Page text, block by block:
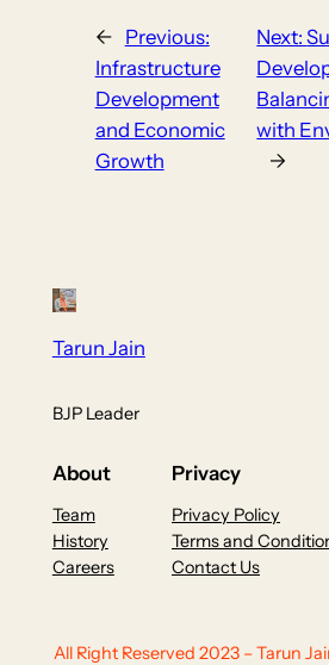
←
Previous:
Infrastructure
Development
and Economic
Growth
Next:
with
→
Tarun Jain
BJP Leader
About
Team
History
Careers
Privacy
Privacy Policy
Terms and
Contact Us
All Right Reserved 2023 – Tarun